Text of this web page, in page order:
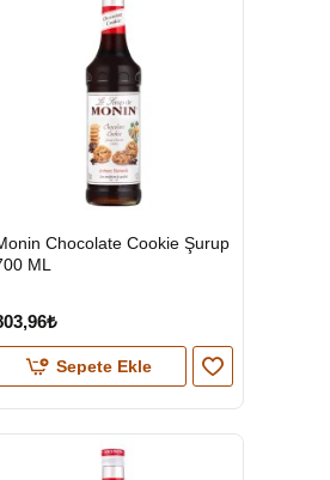
HIZLI
GÖNDERİChocolate Cookie Şurup
ML
Sepete Ekle